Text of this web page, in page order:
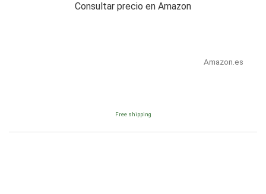
Consultar precio en Amazon
Amazon.es
Free shipping